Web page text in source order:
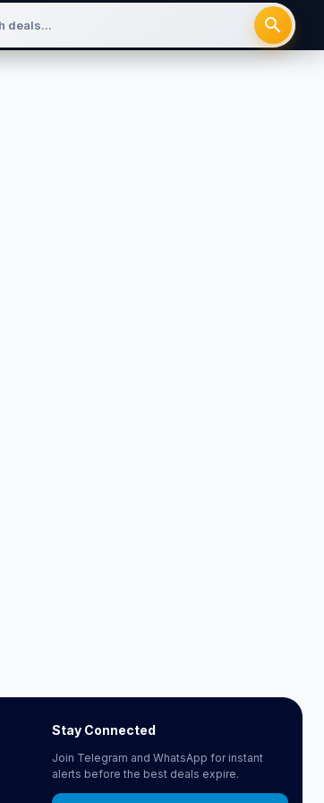
search
Stay Connected
Join Telegram and WhatsApp for instant
alerts before the best deals expire.